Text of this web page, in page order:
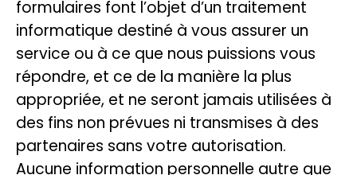
formulaires font l’objet d’un traitement
informatique destiné à vous assurer un
service ou à ce que nous puissions vous
répondre, et ce de la manière la plus
appropriée, et ne seront jamais utilisées à
des fins non prévues ni transmises à des
partenaires sans votre autorisation.
Aucune information personnelle autre que